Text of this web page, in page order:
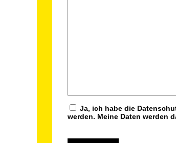
werden. Meine Daten werden